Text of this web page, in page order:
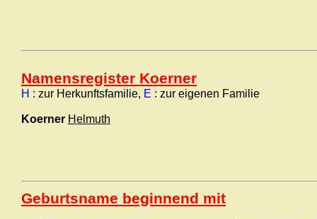
Namensregister Koerner
H : zur Herkunftsfamilie, E : zur eigenen Familie
Koerner Helmuth
Geburtsname beginnend mit